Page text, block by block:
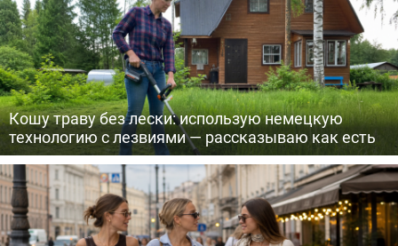
Кошу траву без лески: использую немецкую
технологию с лезвиями — рассказываю как есть